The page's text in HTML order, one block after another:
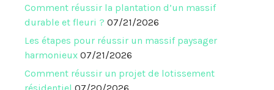
Comment réussir la plantation d’un massif
durable et fleuri ? 07/21/2026
Les étapes pour réussir un massif paysager
harmonieux 07/21/2026
Comment réussir un projet de lotissement